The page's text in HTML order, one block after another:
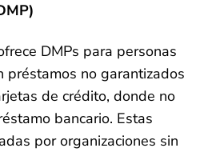
DMPs para personas
préstamos no garantizados
de crédito, donde no
bancario. Estas
por organizaciones sin